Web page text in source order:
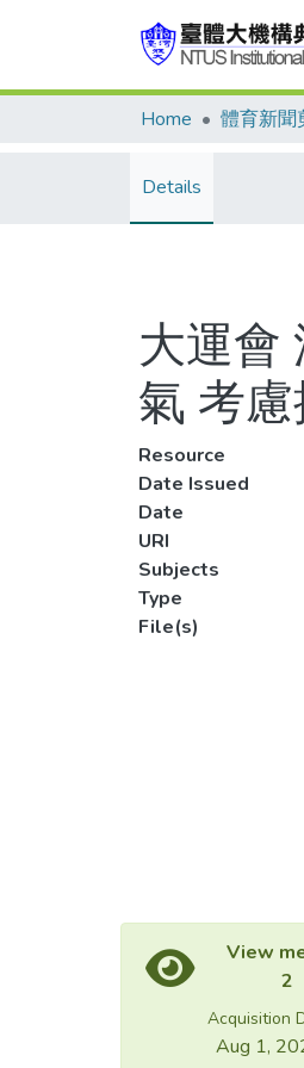
Home 體育新聞
Details
大運會
氣 考
Resource
Date Issued
Date
URI
Subjects
Type
File(s)
View
2
Acquisition
Aug 1,